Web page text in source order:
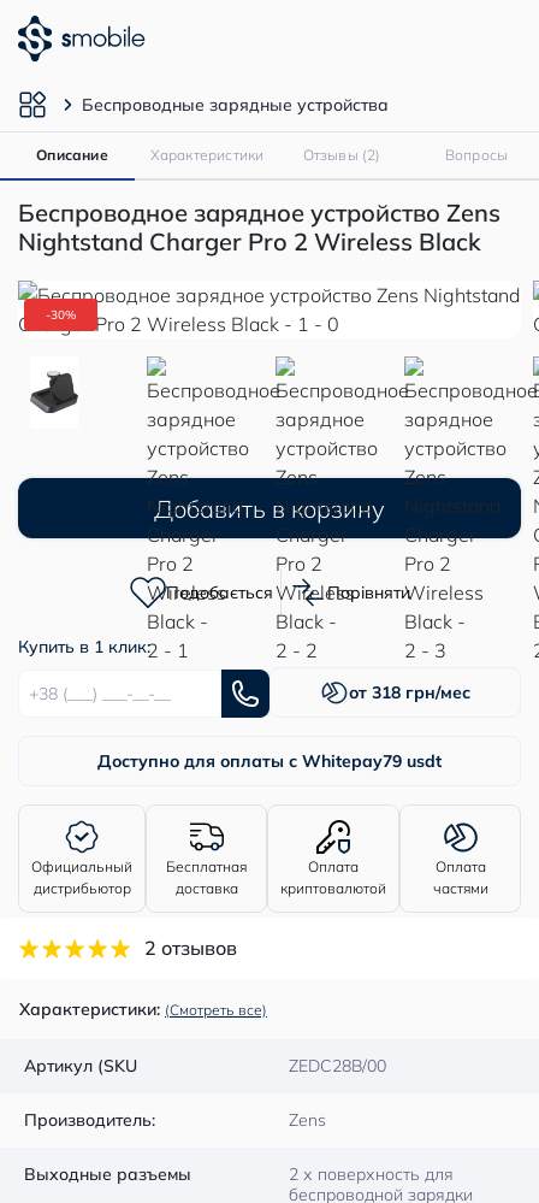
Беспроводные зарядные устройства
Описание Характеристики Отзывы (2) Вопросы
Беспроводное зарядное устройство Zens
Nightstand Charger Pro 2 Wireless Black
-30%
Добавить в корзину
Подобається Порівняти
Купить в 1 клик:
от 318 грн/мес
Доступно для оплаты с Whitepay79 usdt
Официальный
дистрибьютор
Бесплатная
доставка
Оплата
криптовалютой
Оплата
частями
2 отзывов
Характеристики: (Смотреть все)
Артикул (SKU ZEDC28B/00
Производитель: Zens
Выходные разъемы
2 х поверхность для
беспроводной зарядки